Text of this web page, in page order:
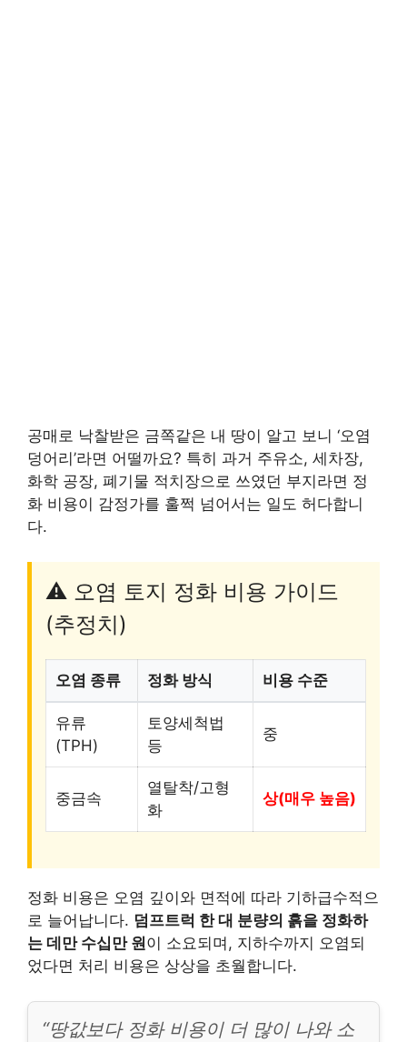
공매로 낙찰받은 금쪽같은 내 땅이 알고 보니 ‘오염
덩어리’라면 어떨까요? 특히 과거 주유소, 세차장,
화학 공장, 폐기물 적치장으로 쓰였던 부지라면 정
화 비용이 감정가를 훌쩍 넘어서는 일도 허다합니
다.
⚠️ 오염 토지 정화 비용 가이드
(추정치)
오염 종류 정화 방식 비용 수준
유류
(TPH)
토양세척법
등
중
중금속
열탈착/고형
화
상(매우 높음)
정화 비용은 오염 깊이와 면적에 따라 기하급수적으
로 늘어납니다. 덤프트럭 한 대 분량의 흙을 정화하
는 데만 수십만 원이 소요되며, 지하수까지 오염되
었다면 처리 비용은 상상을 초월합니다.
“땅값보다 정화 비용이 더 많이 나와 소